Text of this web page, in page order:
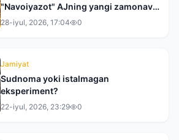
"Navoiyazot" AJning yangi zamonaviy
qiyofasiga bir nazar
28-iyul, 2026, 17:04 0
Jamiyat
Sudnoma yoki istalmagan
eksperiment?
22-iyul, 2026, 23:29 0